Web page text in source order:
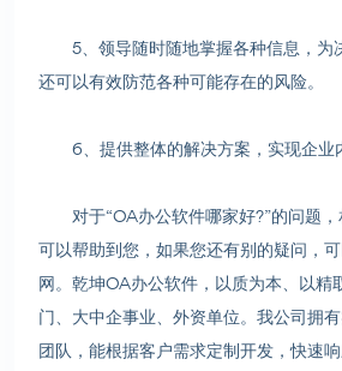
5、领导随时随地掌握各种信息，为
还可以有效防范各种可能存在的风险。
6、提供整体的解决方案，实现企业
对于“OA办公软件哪家好?”的问题，
可以帮助到您，如果您还有别的疑问，
网。乾坤OA办公软件，以质为本、以精
门、大中企事业、外资单位。我公司拥
团队，能根据客户需求定制开发，快速